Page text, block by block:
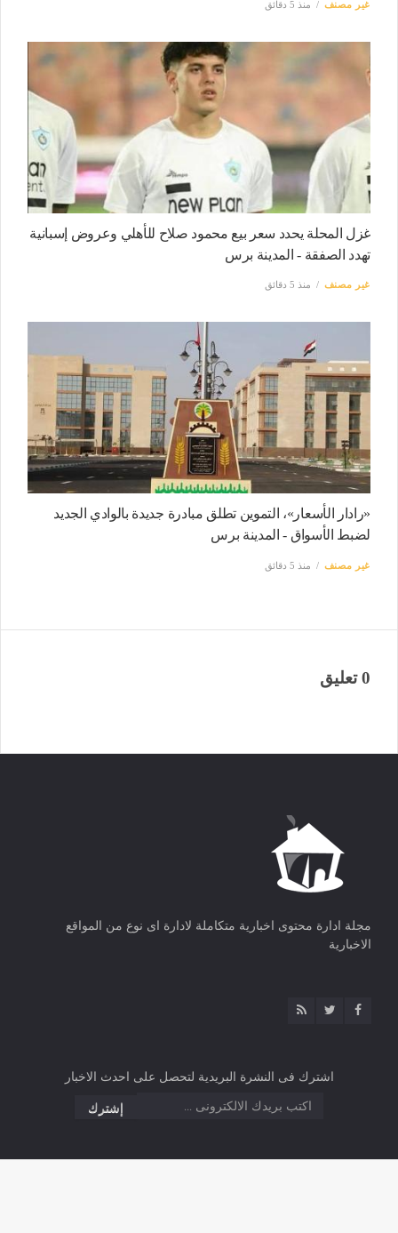
غير مصنف منذ 5 دقائق
غزل المحلة يحدد سعر بيع محمود صلاح للأهلي وعروض إسبانية
تهدد الصفقة - المدينة برس
غير مصنف منذ 5 دقائق
«رادار الأسعار»، التموين تطلق مبادرة جديدة بالوادي الجديد
لضبط الأسواق - المدينة برس
غير مصنف منذ 5 دقائق
0 تعليق
مجلة ادارة محتوى اخبارية متكاملة لادارة اى نوع من المواقع
الاخبارية
اشترك فى النشرة البريدية لتحصل على احدث الاخبار